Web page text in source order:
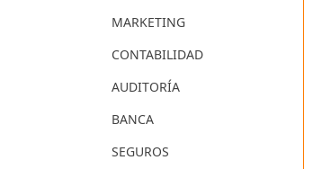
MARKETING
CONTABILIDAD
AUDITORÍA
BANCA
SEGUROS